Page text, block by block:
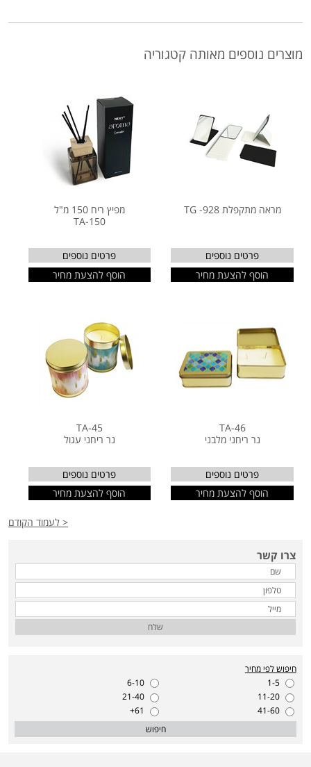
מוצרים נוספים מאותה קטגוריה
מראה מתקפלת TG -928
פרטים נוספים
הוסף להצעת מחיר
מפיץ ריח 150 מ"ל
TA-150
פרטים נוספים
הוסף להצעת מחיר
TA-46
נר ריחני מלבני
פרטים נוספים
הוסף להצעת מחיר
TA-45
נר ריחני עגול
פרטים נוספים
הוסף להצעת מחיר
< לעמוד הקודם
צרו קשר
שלח
חיפוש לפי מחיר
1-5
6-10
11-20
21-40
41-60
61+
חיפוש